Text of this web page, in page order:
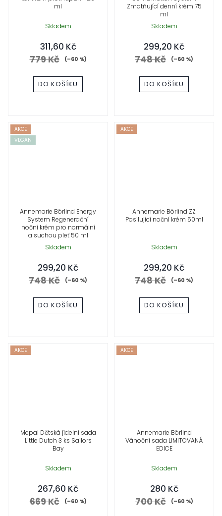
ml
Skladem
311,60 Kč
779 Kč (–60 %)
DO KOŠÍKU
Zmatňující denní krém 75
ml
Skladem
299,20 Kč
748 Kč (–60 %)
DO KOŠÍKU
AKCE
VEGAN
Annemarie Börlind Energy
System Regenerační
noční krém pro normální
a suchou pleť 50 ml
Skladem
299,20 Kč
748 Kč (–60 %)
DO KOŠÍKU
AKCE
Annemarie Börlind ZZ
Posilující noční krém 50ml
Skladem
299,20 Kč
748 Kč (–60 %)
DO KOŠÍKU
AKCE
Mepal Dětská jídelní sada
Little Dutch 3 ks Sailors
Bay
Skladem
267,60 Kč
669 Kč (–60 %)
AKCE
Annemarie Börlind
Vánoční sada LIMITOVANÁ
EDICE
Skladem
280 Kč
700 Kč (–60 %)